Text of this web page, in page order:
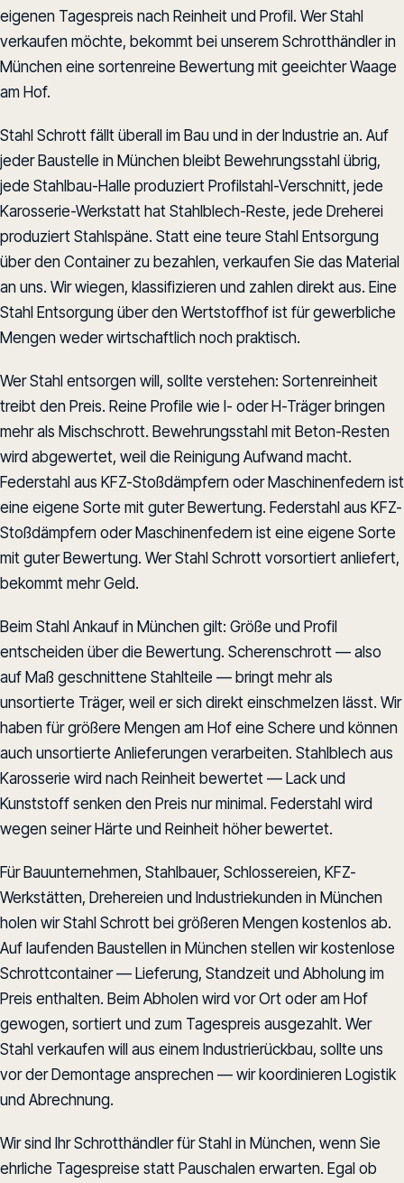
eigenen Tagespreis nach Reinheit und Profil. Wer Stahl
verkaufen möchte, bekommt bei unserem Schrotthändler in
München eine sortenreine Bewertung mit geeichter Waage
am Hof.
Stahl Schrott fällt überall im Bau und in der Industrie an. Auf
jeder Baustelle in München bleibt Bewehrungsstahl übrig,
jede Stahlbau-Halle produziert Profilstahl-Verschnitt, jede
Karosserie-Werkstatt hat Stahlblech-Reste, jede Dreherei
produziert Stahlspäne. Statt eine teure Stahl Entsorgung
über den Container zu bezahlen, verkaufen Sie das Material
an uns. Wir wiegen, klassifizieren und zahlen direkt aus. Eine
Stahl Entsorgung über den Wertstoffhof ist für gewerbliche
Mengen weder wirtschaftlich noch praktisch.
Wer Stahl entsorgen will, sollte verstehen: Sortenreinheit
treibt den Preis. Reine Profile wie I- oder H-Träger bringen
mehr als Mischschrott. Bewehrungsstahl mit Beton-Resten
wird abgewertet, weil die Reinigung Aufwand macht.
Federstahl aus KFZ-Stoßdämpfern oder Maschinenfedern ist
eine eigene Sorte mit guter Bewertung. Federstahl aus KFZ-
Stoßdämpfern oder Maschinenfedern ist eine eigene Sorte
mit guter Bewertung. Wer Stahl Schrott vorsortiert anliefert,
bekommt mehr Geld.
Beim Stahl Ankauf in München gilt: Größe und Profil
entscheiden über die Bewertung. Scherenschrott — also
auf Maß geschnittene Stahlteile — bringt mehr als
unsortierte Träger, weil er sich direkt einschmelzen lässt. Wir
haben für größere Mengen am Hof eine Schere und können
auch unsortierte Anlieferungen verarbeiten. Stahlblech aus
Karosserie wird nach Reinheit bewertet — Lack und
Kunststoff senken den Preis nur minimal. Federstahl wird
wegen seiner Härte und Reinheit höher bewertet.
Für Bauunternehmen, Stahlbauer, Schlossereien, KFZ-
Werkstätten, Drehereien und Industriekunden in München
holen wir Stahl Schrott bei größeren Mengen kostenlos ab.
Auf laufenden Baustellen in München stellen wir kostenlose
Schrottcontainer — Lieferung, Standzeit und Abholung im
Preis enthalten. Beim Abholen wird vor Ort oder am Hof
gewogen, sortiert und zum Tagespreis ausgezahlt. Wer
Stahl verkaufen will aus einem Industrierückbau, sollte uns
vor der Demontage ansprechen — wir koordinieren Logistik
und Abrechnung.
Wir sind Ihr Schrotthändler für Stahl in München, wenn Sie
ehrliche Tagespreise statt Pauschalen erwarten. Egal ob